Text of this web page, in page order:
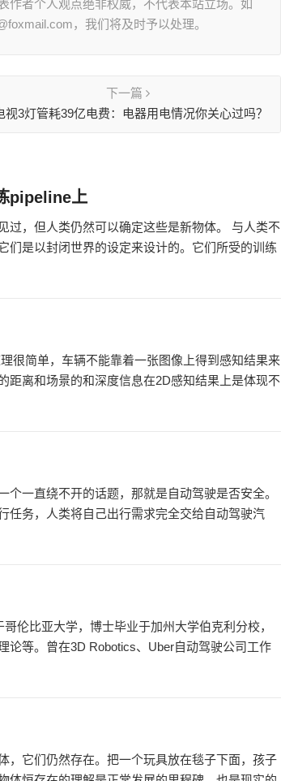
作者个人观点绝非权威，不代表本站立场。如
，我们将及时予以处理。
下一篇
视3灯管耗39亿电费：电器用电情况你关心过吗？
pipeline上
过，但人类仍然可以确定这些是新物体。 与人类不
们是以封闭世界的设定来设计的。它们所受的训练
很简单，车辆不能靠着一张图像上得到感知结果来
距离和场景的和深度信息在2D感知结果上是体现不
一直绕不开的话题，那就是自动驾驶是否安全。
任务，人类将自己出行需求完全交给自动驾驶汽
伦比亚大学，博士毕业于加州大学伯克利分校，
论等。曾在3D Robotics、Uber自动驾驶公司工作
，它们仍然存在。把一个玩具放在毯子下面，孩子